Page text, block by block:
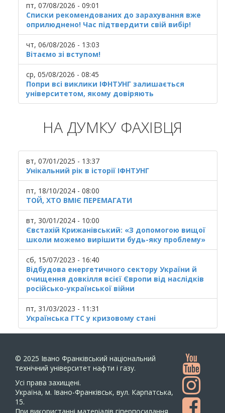
пт, 07/08/2026 - 09:01
Списки рекомендованих до зарахування вже
оприлюднено! Час підтвердити свій вибір!
чт, 06/08/2026 - 13:03
Вітаємо зі вступом!
ср, 05/08/2026 - 08:45
Попри всі виклики ІФНТУНГ залишається
університетом, якому довіряють
НА ДУМКУ ФАХІВЦЯ
вт, 07/01/2025 - 13:37
Унікальний рік в історії ІФНТУНГ
пт, 18/10/2024 - 08:00
ТОЙ, ХТО ВМІЄ ПЕРЕМАГАТИ
вт, 30/01/2024 - 10:00
Євстахій Крижанівський: «З допомогою вищої
школи можемо вирішити будь-яку проблему»
сб, 15/07/2023 - 16:40
Відбудова енергетичного сектору України й
очищення довкілля всієї Європи від наслідків
російсько-української війни
пт, 31/03/2023 - 11:31
Українська ГТС у кризовому стані
© 2025 Івано Франківський національний
технічний університет нафти і газу.
Усi права захищенi.
Україна, м. Івано-Франківськ, вул. Карпатська,
15.